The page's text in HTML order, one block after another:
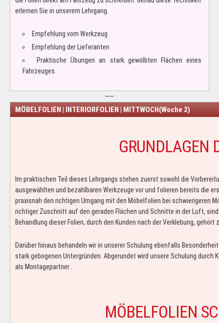
erlernen Sie in unserem Lehrgang.
Empfehlung vom Werkzeug
Empfehlung der Lieferanten
Praktische Übungen an stark gewölbten Flächen eines
Fahrzeuges.
—–
MÖBELFOLIEN | INTERIORFOLIEN | MITTWOCH(Woche 2)
GRUNDLAGEN
Im praktischen Teil dieses Lehrgangs stehen zuerst sowohl die
ausgewählten und bezahlbaren Werkzeuge vor und folieren bereits die
praxisnah den richtigen Umgang mit den Möbelfolien bei schwierigeren
richtiger Zuschnitt auf den geraden Flächen und Schnitte in der Luft,
Behandlung dieser Folien, durch den Kunden nach der Verklebung,
Darüber hinaus behandeln wir in unserer Schulung ebenfalls
stark gebogenen Untergründen. Abgerundet wird unsere Schulung
als Montagepartner .
MÖBELFOLIEN